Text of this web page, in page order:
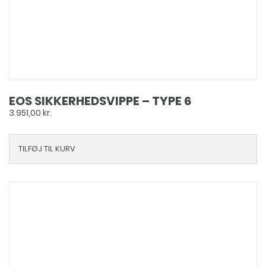
EOS SIKKERHEDSVIPPE – TYPE 6
3.951,00 kr.
TILFØJ TIL KURV